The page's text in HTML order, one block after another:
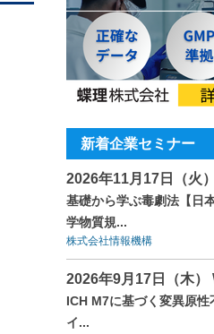
新着企業セミナー
2026年11月17日（火
基礎から学ぶ毒劇法【日
学物質規...
株式会社情報機構
2026年9月17日（木）
ICH M7に基づく変異原
イ...